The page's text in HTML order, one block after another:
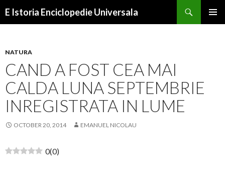
E Istoria Enciclopedie Universala
NATURA
CAND A FOST CEA MAI
CALDA LUNA SEPTEMBRIE
INREGISTRATA IN LUME
OCTOBER 20, 2014 EMANUEL NICOLAU
0(0)